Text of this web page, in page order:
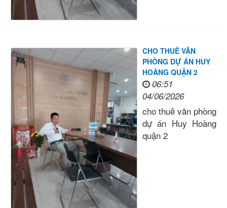
CHO THUÊ VĂN
PHÒNG DỰ ÁN HUY
HOÀNG QUẬN 2
06:51
04/06/2026
cho thuê văn phòng
dự án Huy Hoàng
quận 2